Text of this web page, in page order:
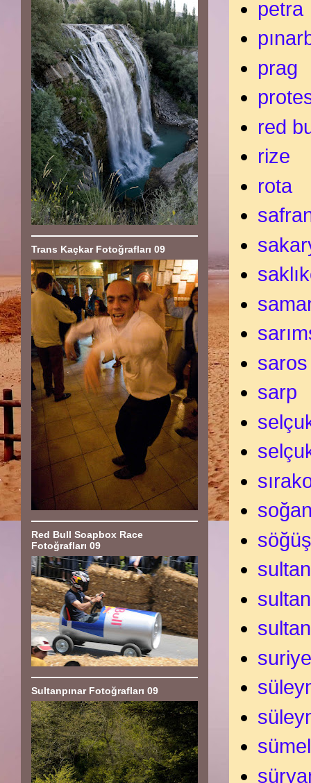
petra
prag
red
rize
rota
saros
sarp
Trans Kaçkar Fotoğrafları 09
Red Bull Soapbox Race
Fotoğrafları 09
Sultanpınar Fotoğrafları 09